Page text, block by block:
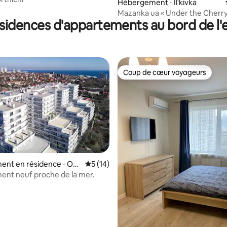
sur la base de 29 commentaires : 5 sur 5Hébergement ⋅ Il'kivka
Mazanka ua « Under the
maison unique au bord de la
d'appartements au bord de
la base de 16 commentaires : 4,94 sur 5
en résidence ⋅ Od
Évaluation moyenne sur la base de 14
5 (14)
neuf proche de la mer.
Coup de cœur voyageurs
Coup de cœur voyageurs